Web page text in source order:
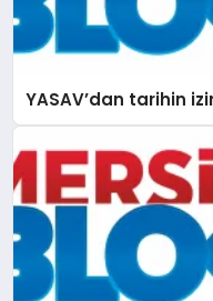
YASAV’dan tarihin